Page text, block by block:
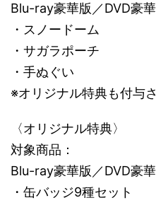
Blu-ray豪華版／DVD豪
・スノードーム
・サガラポーチ
・手ぬぐい
※オリジナル特典も付与
〈オリジナル特典〉
対象商品：
Blu-ray豪華版／DVD豪
・缶バッジ9種セット